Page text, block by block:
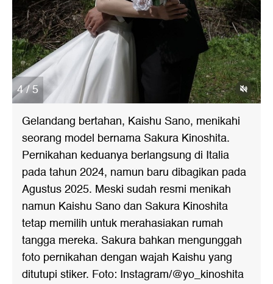
4 / 5
Gelandang bertahan, Kaishu Sano, menikahi
seorang model bernama Sakura Kinoshita.
Pernikahan keduanya berlangsung di Italia
pada tahun 2024, namun baru dibagikan pada
Agustus 2025. Meski sudah resmi menikah
namun Kaishu Sano dan Sakura Kinoshita
tetap memilih untuk merahasiakan rumah
tangga mereka. Sakura bahkan mengunggah
foto pernikahan dengan wajah Kaishu yang
ditutupi stiker. Foto: Instagram/@yo_kinoshita